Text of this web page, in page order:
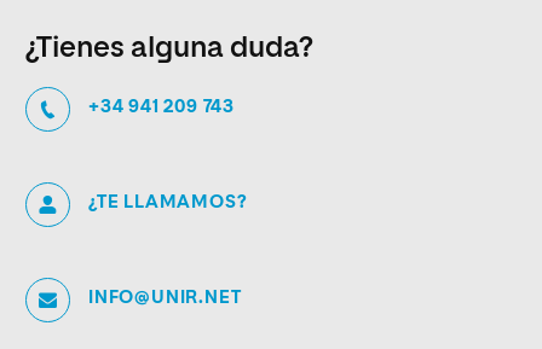
¿Tienes alguna duda?
+34 941 209 743
¿TE LLAMAMOS?
INFO@UNIR.NET